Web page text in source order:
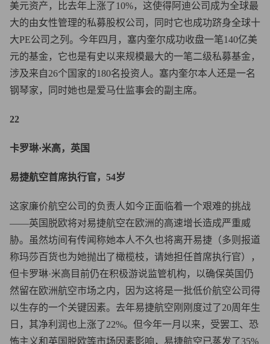
美元资产，比去年上涨了10%，这使得阿迪公司成为全球最
大的由女性管理的私募股权公司，同时它也成功跻身全球十
大PE公司之列。今年四月，塞内奎尔成功收盘一笔140亿美
元的基金，它也是有史以来规模最大的一笔二级私募基金，
涉及来自26个国家的180名投资人。塞内奎尔本人还是一名
钢琴家，同时她也是爱马仕监事会的副主席。
22
卡罗琳·米高，英国
易捷航空首席执行官，54岁
这家廉价航空公司的负责人如今正面临着一个艰难的挑战
——英国脱欧将对易捷航空在欧洲的高速增长造成严重威
胁。虽然坊间有传闻称她本人不久也将离开易捷（多则报道
称玛莎百货也为她抛出了橄榄枝，请她担任首席执行官），
但卡罗琳·米高目前仍在积极游说监管机构，以确保英国仍
然留在欧洲航空市场之内，因为这将是一批低价航空公司得
以生存的一个关键因素。去年易捷航空刚刚度过了20周年生
日，其净利润也上涨了22%。但今年一月以来，受罢工、恐
怖主义和英国脱欧等市场因素影响，易捷航空已蒸发了35%